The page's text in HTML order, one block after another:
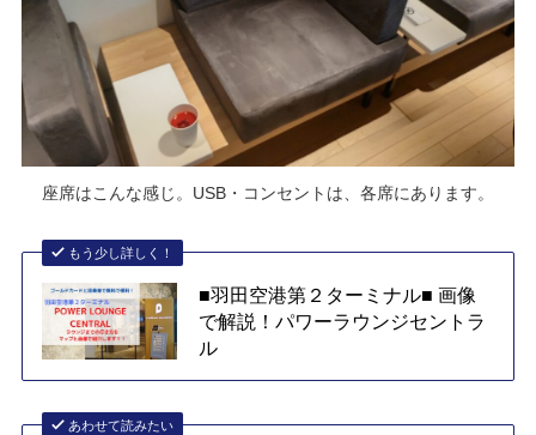
座席はこんな感じ。USB・コンセントは、各席にあります。
もう少し詳しく！
■羽田空港第２ターミナル■ 画像
で解説！パワーラウンジセントラ
ル
あわせて読みたい